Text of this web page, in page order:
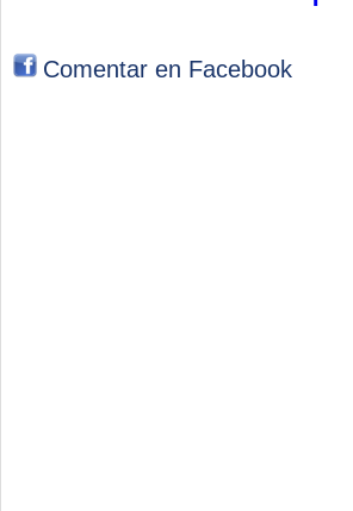
Comentar en Facebook